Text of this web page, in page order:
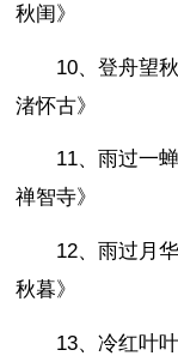
秋闺》
10、登舟望
渚怀古》
11、雨过一
禅智寺》
12、雨过月
秋暮》
13、冷红叶